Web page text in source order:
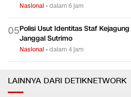
Nasional •dalam 6 jam
05Polisi Usut Identitas Staf
Janggal Sutrimo
Nasional •dalam 4 jam
LAINNYA DARI DETIKNETWORK